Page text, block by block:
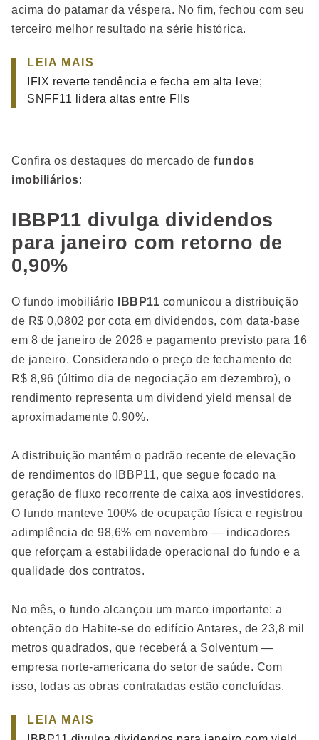
acima do patamar da véspera. No fim, fechou com seu
terceiro melhor resultado na série histórica.
LEIA MAIS
IFIX reverte tendência e fecha em alta leve;
SNFF11 lidera altas entre FIIs
Confira os destaques do mercado defundos
imobiliários:
IBBP11 divulga dividendos
para janeiro com retorno de
0,90%
O fundo imobiliário IBBP11 comunicou a distribuição
de R$ 0,0802 por cota em dividendos, com data-base
em 8 de janeiro de 2026 e pagamento previsto para 16
de janeiro. Considerando o preço de fechamento de
R$ 8,96 (último dia de negociação em dezembro), o
rendimento representa um dividend yield mensal de
aproximadamente 0,90%.
A distribuição mantém o padrão recente de elevação
de rendimentos do IBBP11, que segue focado na
geração de fluxo recorrente de caixa aos investidores.
O fundo manteve 100% de ocupação física e registrou
adimplência de 98,6% em novembro — indicadores
que reforçam a estabilidade operacional do fundo e a
qualidade dos contratos.
No mês, o fundo alcançou um marco importante: a
obtenção do Habite-se do edifício Antares, de 23,8 mil
metros quadrados, que receberá a Solventum —
empresa norte-americana do setor de saúde. Com
isso, todas as obras contratadas estão concluídas.
LEIA MAIS